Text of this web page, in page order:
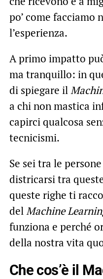
po’ come facciamo
l’esperienza.
A primo impatto
ma tranquillo: in
di spiegare il
a chi non mastica
capirci qualcosa
tecnicismi.
Se sei tra le
districarsi tra
queste righe ti
delMachine
funziona e perché
della nostra vita
Che cos’è il